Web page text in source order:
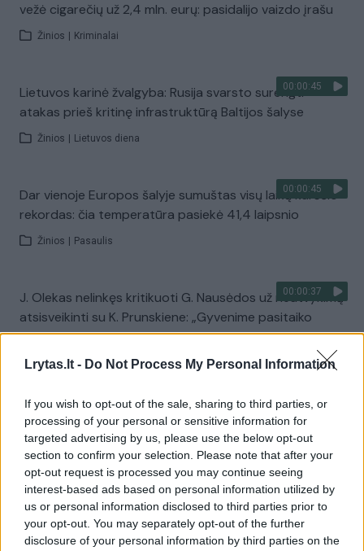
Lrytas.lt - Do Not Process My Personal Information
If you wish to opt-out of the sale, sharing to third parties, or
processing of your personal or sensitive information for
targeted advertising by us, please use the below opt-out
section to confirm your selection. Please note that after your
opt-out request is processed you may continue seeing
interest-based ads based on personal information utilized by
us or personal information disclosed to third parties prior to
your opt-out. You may separately opt-out of the further
disclosure of your personal information by third parties on the
vežė cigarečių už 2,4 mln. eurų: pasidalijo vaizdo įrašu
Žinios Kriminalai
00:00:45
Lietuvos karinė žvalgyba: Rusija svarsto surengti
atakas prieš kritinę infrastruktūrą Baltijos šalyse
Žinios Lietuvos diena
00:00:45
Dar vienoje Europos šalyje sumuštas visų laikų karščio
rekordas: čia temperatūra pasiekė 41,4 laipsnio
Žinios Pasaulis
00:00:37
J. Olekas nelinkęs kritikuoti G. Nausėdos už neatvykimą
atsisveikinti su K. Prunskiene: „Gyvenime pasitaiko
visokių situacijų“
Žinios | Lietuvos diena
Visi įrašai
Žiūrimiausi įrašai
00:00:49